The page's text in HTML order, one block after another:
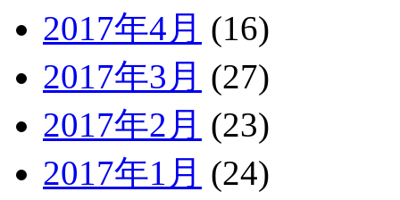
2017年4月 (16)
2017年3月 (27)
2017年2月 (23)
2017年1月 (24)